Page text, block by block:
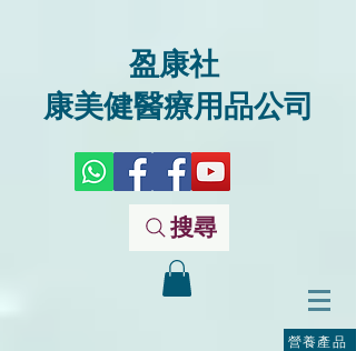
盈康社
康美健醫療用品公司
搜尋
營養產品